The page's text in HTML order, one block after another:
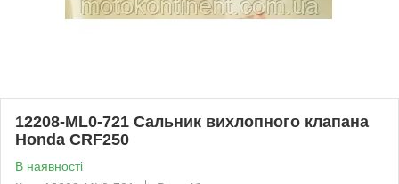
12208-ML0-721 Сальник вихлопного клапана
Honda CRF250
В наявності